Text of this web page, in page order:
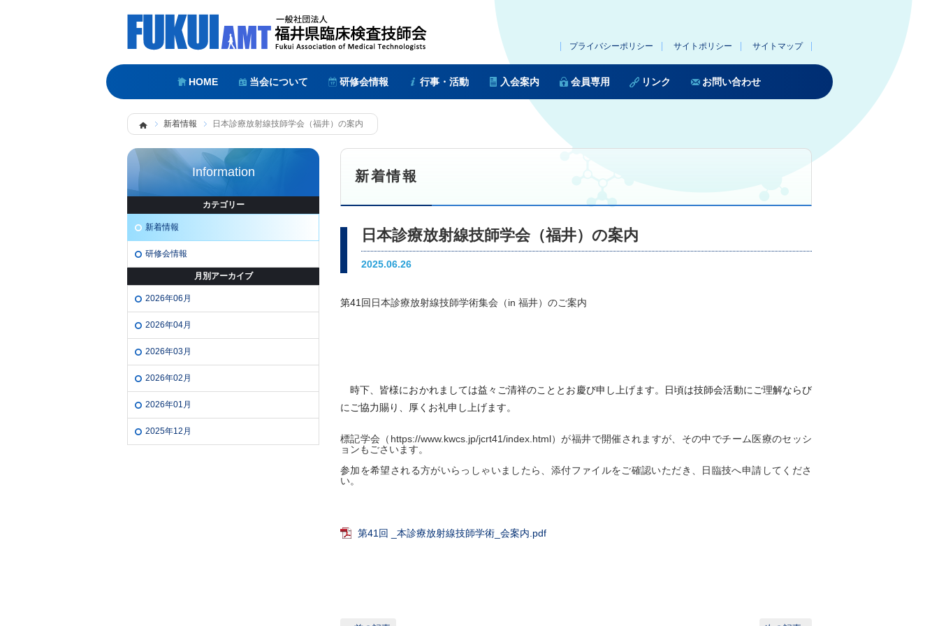
HOME 当会について 研修会情報 行事・活動 入会案内 会員専用 リンク お問い合わせ
プライバシーポリシー サイトポリシー サイトマップ
新着情報 日本診療放射線技師学会（福井）の案内
新着情報
日本診療放射線技師学会（福井）の案内
2025.06.26
第41回 日本診療放射線技師学術集会（in 福井）のご案内
時下、皆様におかれましては益々ご清祥のこととお慶び申し上げます。日頃は技師会活動にご理解ならび
にご協力賜り、厚くお礼申し上げます。
標記学会（https://www.kwcs.jp/jcrt41/index.html）が福井で開催されますが、その中でチーム医療のセッシ
ョンもごさいます。
参加を希望される方がいらっしゃいましたら、添付ファイルをご確認いただき、日臨技へ申請してくださ
い。
第41回 _本診療放射線技師学術_会案内.pdf
Information
カテゴリー
新着情報
研修会情報
月別アーカイブ
2026年06月
2026年04月
2026年03月
2026年02月
2026年01月
2025年12月